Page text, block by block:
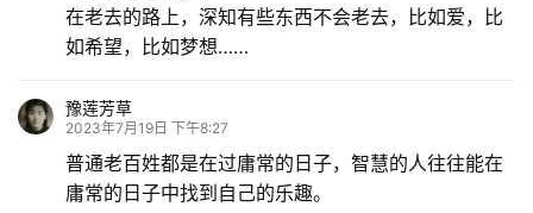
在老去的路上，深知有些东西不会老去，比如爱，比
如希望，比如梦想……
豫莲芳草
2023年7月19日 下午8:27
普通老百姓都是在过庸常的日子，智慧的人往往能在
庸常的日子中找到自己的乐趣。